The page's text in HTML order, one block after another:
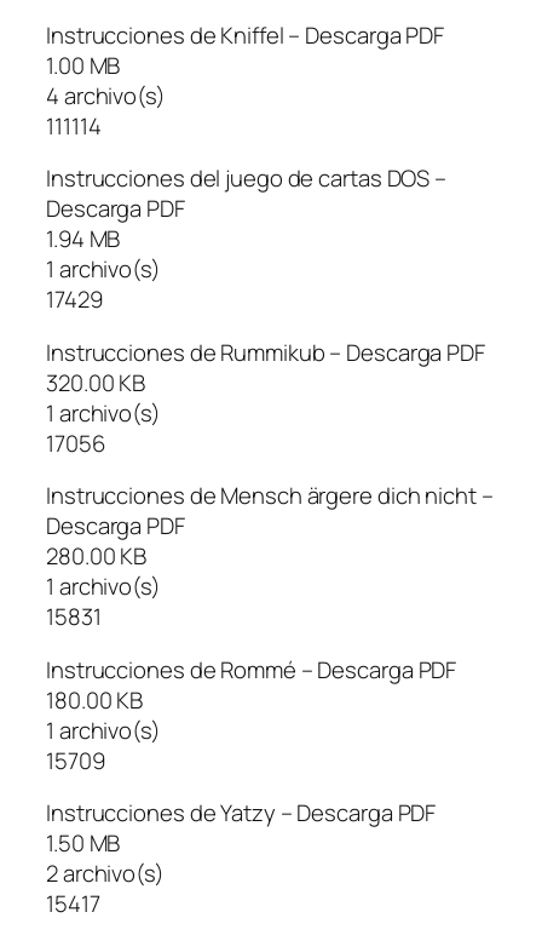
Instrucciones de Kniffel – Descarga PDF
1.00 MB
4 archivo(s)
111114
Instrucciones del juego de cartas DOS –
Descarga PDF
1.94 MB
1 archivo(s)
17429
Instrucciones de Rummikub – Descarga PDF
320.00 KB
1 archivo(s)
17056
Instrucciones de Mensch ärgere dich nicht –
Descarga PDF
280.00 KB
1 archivo(s)
15831
Instrucciones de Rommé – Descarga PDF
180.00 KB
1 archivo(s)
15709
Instrucciones de Yatzy – Descarga PDF
1.50 MB
2 archivo(s)
15417